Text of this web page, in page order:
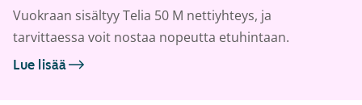
Vuokraan sisältyy Telia 50 M nettiyhteys, ja
tarvittaessa voit nostaa nopeutta etuhintaan.
Lue lisää